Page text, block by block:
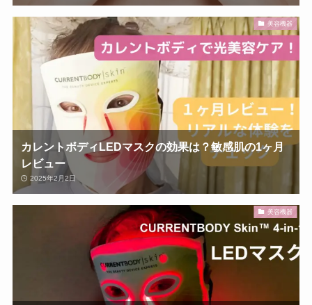
美容機器
カレントボディLEDマスクの効果は？敏感肌の1ヶ月
レビュー
2025年2月2日
美容機器